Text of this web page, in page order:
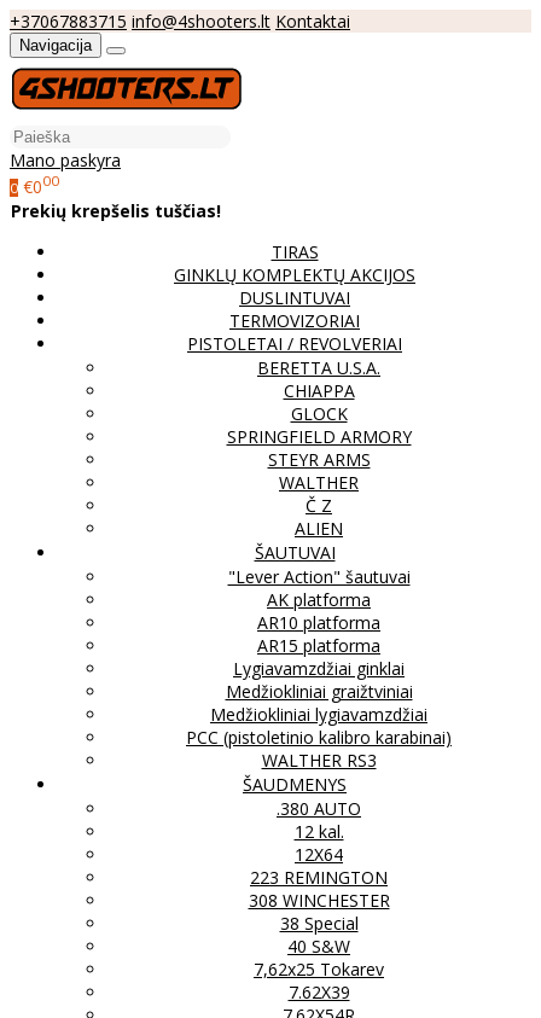
+37067883715 info@4shooters.lt Kontaktai
Navigacija
Mano paskyra
0 €000
Prekių krepšelis tuščias!
TIRAS
GINKLŲ KOMPLEKTŲ AKCIJOS
DUSLINTUVAI
TERMOVIZORIAI
PISTOLETAI / REVOLVERIAI
BERETTA U.S.A.
CHIAPPA
GLOCK
SPRINGFIELD ARMORY
STEYR ARMS
WALTHER
Č Z
ALIEN
ŠAUTUVAI
"Lever Action" šautuvai
AK platforma
AR10 platforma
AR15 platforma
Lygiavamzdžiai ginklai
Medžiokliniai graižtviniai
Medžiokliniai lygiavamzdžiai
PCC (pistoletinio kalibro karabinai)
WALTHER RS3
ŠAUDMENYS
.380 AUTO
12 kal.
12X64
223 REMINGTON
308 WINCHESTER
38 Special
40 S&W
7,62x25 Tokarev
7.62X39